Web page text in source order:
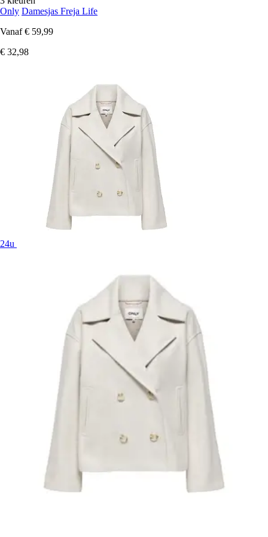
Only Damesjas Freja Life
Vanaf € 59,99
€ 32,98
24u